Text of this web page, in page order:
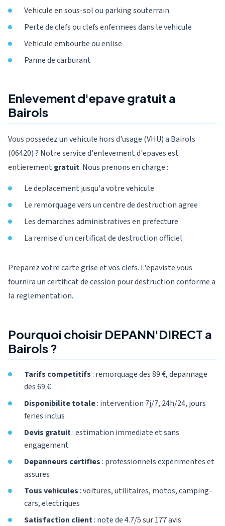
Vehicule en sous-sol ou parking souterrain
Perte de clefs ou clefs enfermees dans le vehicule
Vehicule embourbe ou enlise
Panne de carburant
Enlevement d'epave gratuit a
Bairols
Vous possedez un vehicule hors d'usage (VHU) a Bairols
(06420) ? Notre service d'enlevement d'epaves est
entierement gratuit. Nous prenons en charge :
Le deplacement jusqu'a votre vehicule
Le remorquage vers un centre de destruction agree
Les demarches administratives en prefecture
La remise d'un certificat de destruction officiel
Preparez votre carte grise et vos clefs. L'epaviste vous
fournira un certificat de cession pour destruction conforme a
la reglementation.
Pourquoi choisir DEPANN'DIRECT a
Bairols ?
Tarifs competitifs: remorquage des 89 €, depannage
des 69 €
Disponibilite totale: intervention 7j/7, 24h/24, jours
feries inclus
Devis gratuit: estimation immediate et sans
engagement
Depanneurs certifies: professionnels experimentes et
assures
Tous vehicules: voitures, utilitaires, motos, camping-
cars, electriques
Satisfaction client: note de 4.7/5 sur 177 avis